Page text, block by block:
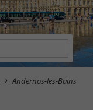
Andernos-les-Bains